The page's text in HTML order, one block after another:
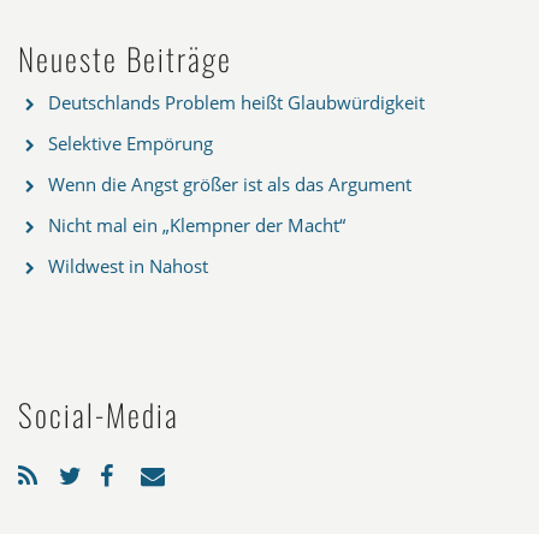
Neueste Beiträge
Deutschlands Problem heißt Glaubwürdigkeit
Selektive Empörung
Wenn die Angst größer ist als das Argument
Nicht mal ein „Klempner der Macht“
Wildwest in Nahost
Social-Media